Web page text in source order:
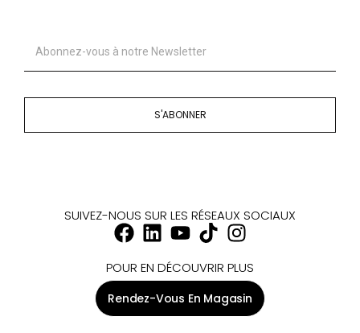
S'ABONNER
SUIVEZ-NOUS SUR LES RÉSEAUX SOCIAUX
POUR EN DÉCOUVRIR PLUS
Rendez-Vous En Magasin